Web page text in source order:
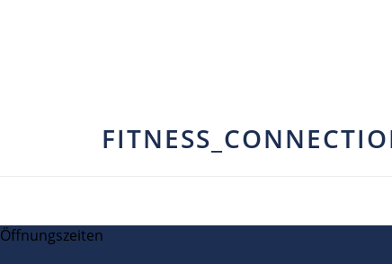
Öffnungszeiten